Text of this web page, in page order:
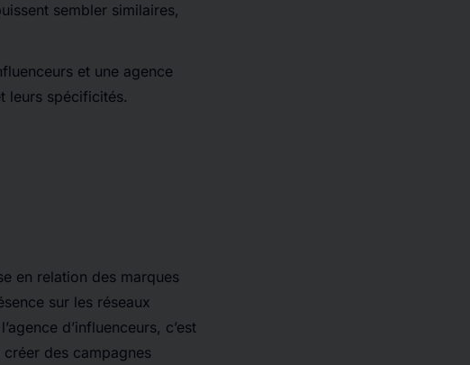
sembler similaires,
et une agence
leurs spécificités.
en relation des marques
sur les réseaux
d’influenceurs, c’est
des campagnes